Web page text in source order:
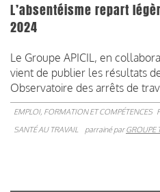
L’absentéisme repart
2024
Le Groupe APICIL, en
vient de publier les résultats
Observatoire des arrêts de
EMPLOI, FORMATION ET COMPÉTENCES
SANTÉ AU TRAVAIL
parrainé parGROUPE